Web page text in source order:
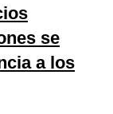
se
a los